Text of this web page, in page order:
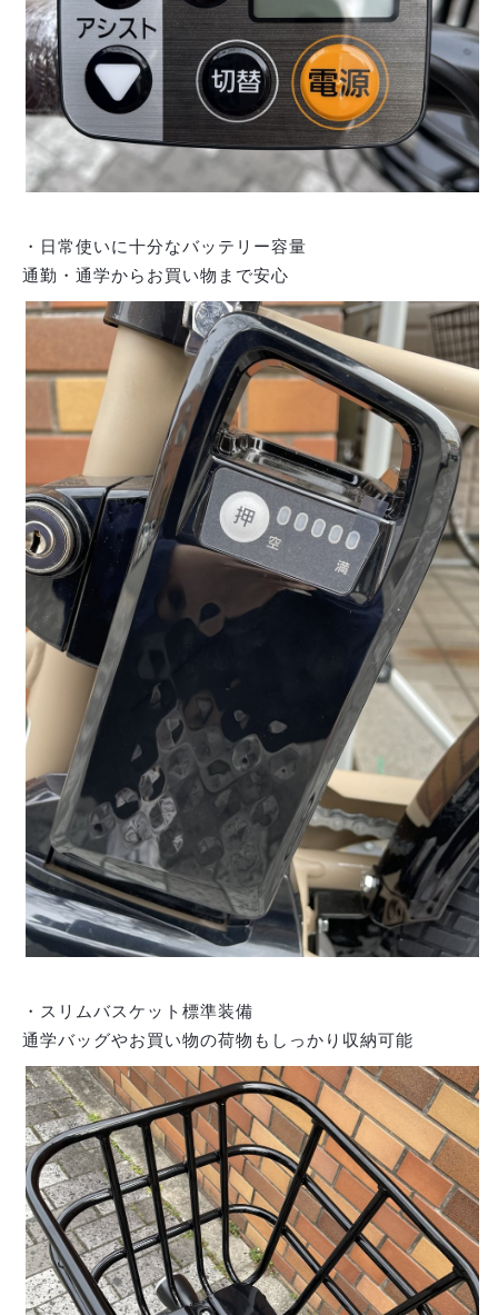
・日常使いに十分なバッテリー容量
通勤・通学からお買い物まで安心
・スリムバスケット標準装備
通学バッグやお買い物の荷物もしっかり収納可能